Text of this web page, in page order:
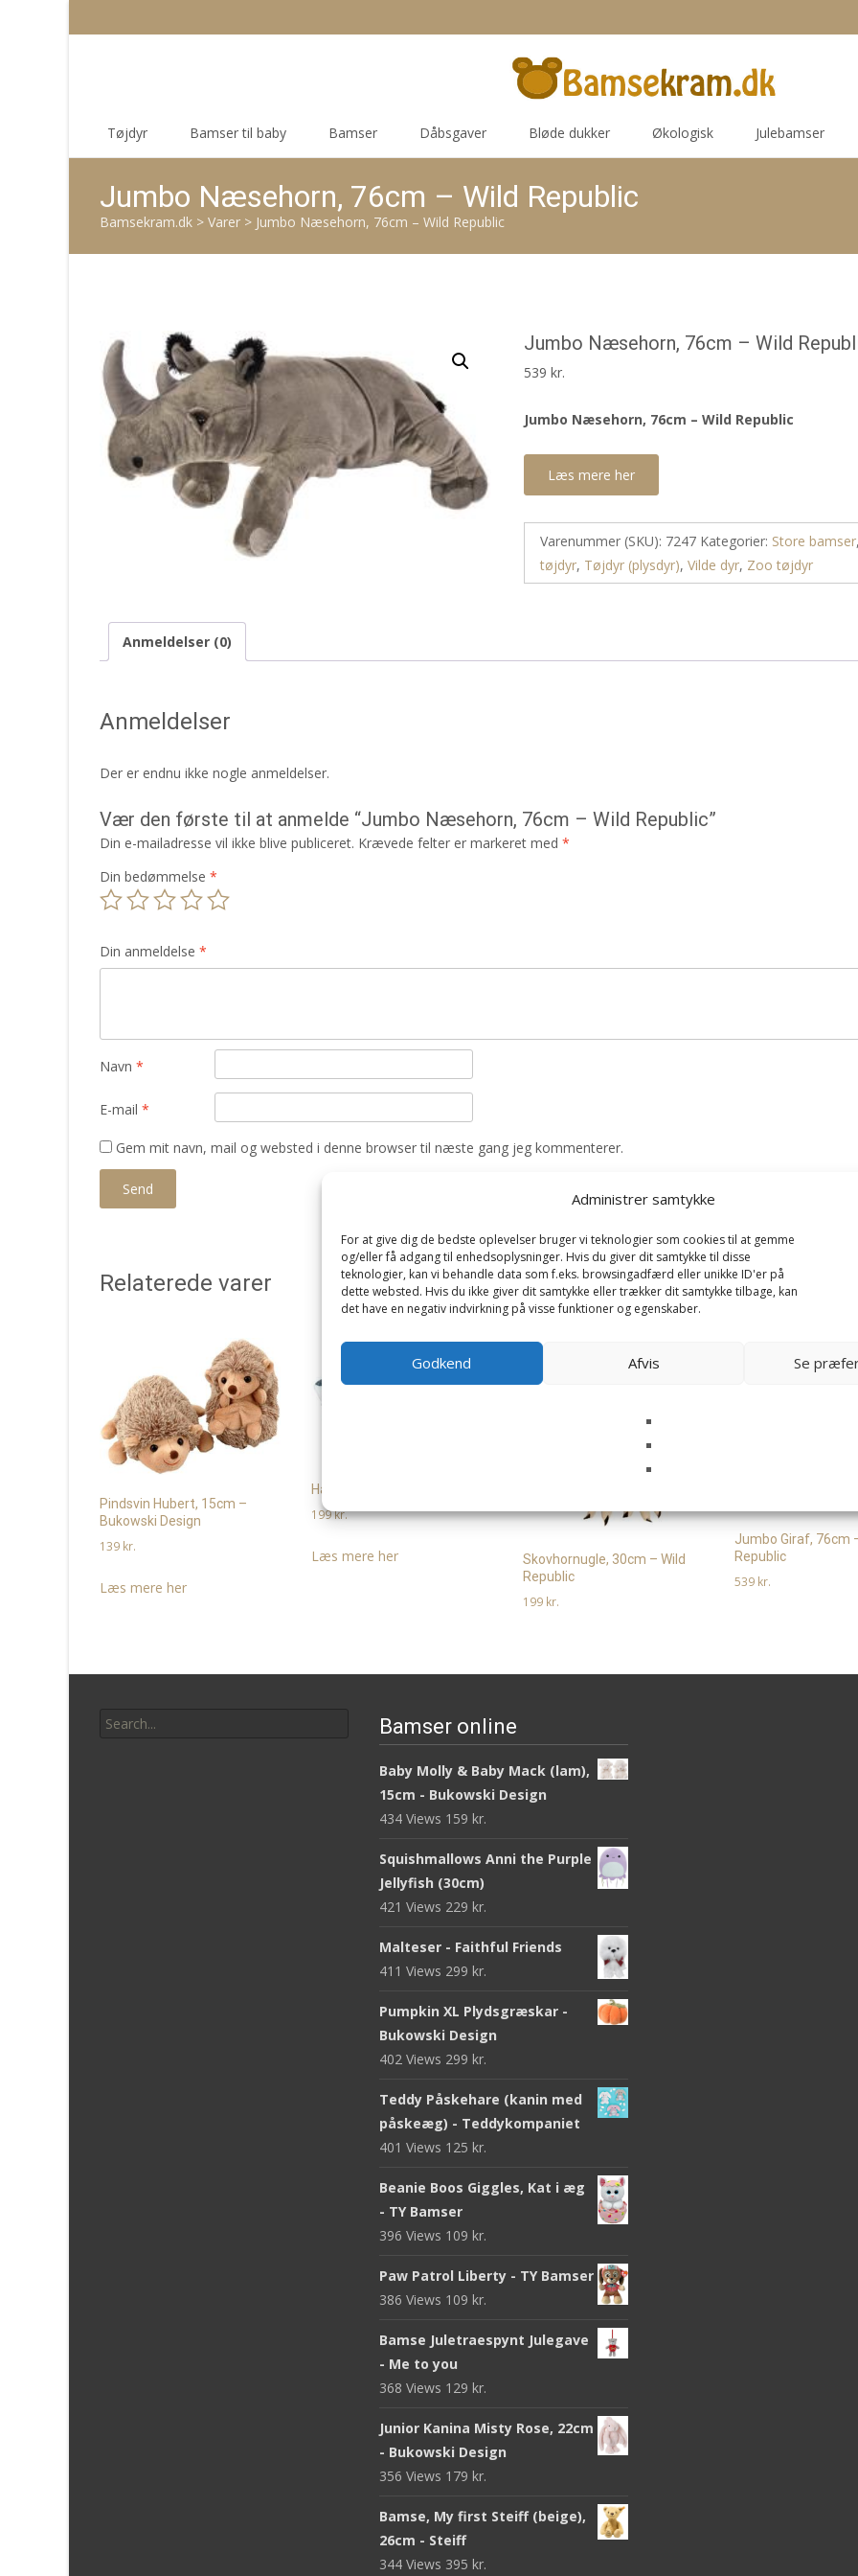
Administrer samtykke
For at give dig de bedste oplevelser bruger vi teknologier som cookies til at gemme
og/eller få adgang til enhedsoplysninger. Hvis du giver dit samtykke til disse
teknologier, kan vi behandle data som f.eks. browsingadfærd eller unikke ID'er på
dette websted. Hvis du ikke giver dit samtykke eller trækker dit samtykke tilbage, kan
det have en negativ indvirkning på visse funktioner og egenskaber.
Godkend Afvis Se
Tøjdyr Bamser til baby Bamser Dåbsgaver Bløde dukker Økologisk Julebamser
Jumbo Næsehorn, 76cm – Wild Republic
Bamsekram.dk > Varer > Jumbo Næsehorn, 76cm – Wild Republic
Jumbo Næsehorn, 76cm – Wild
539kr.
Jumbo Næsehorn, 76cm – Wild Republic
Læs mere her
Varenummer (SKU): 7247 Kategorier: Store bamser,
tøjdyr, Tøjdyr (plysdyr),Vilde dyr, Zoo tøjdyr
Anmeldelser (0)
Anmeldelser
Der er endnu ikke nogle anmeldelser.
Vær den første til at anmelde “Jumbo Næsehorn, 76cm – Wild Republic”
Din e-mailadresse vil ikke blive publiceret. Krævede felter er markeret med *
Din bedømmelse *
Din anmeldelse *
Navn *
E-mail *
Gem mit navn, mail og websted i denne browser til næste gang jeg kommenterer.
Relaterede varer
Pindsvin Hubert, 15cm –
Bukowski Design
139 kr.
Læs mere her
Haj, 38cm – Wild Republic
199kr.
Læs mere her
Skovhornugle, 30cm – Wild
Republic
199 kr.
Jumbo Giraf, 76cm
Republic
539 kr.
for:
Bamser online
Baby Molly & Baby Mack (lam),
15cm - Bukowski Design
434 Views 159 kr.
Squishmallows Anni the Purple
Jellyfish (30cm)
421 Views 229 kr.
Malteser - Faithful Friends
411 Views 299 kr.
Pumpkin XL Plydsgræskar -
Bukowski Design
402 Views 299 kr.
Teddy Påskehare (kanin med
påskeæg) - Teddykompaniet
401 Views 125 kr.
Beanie Boos Giggles, Kat i æg
- TY Bamser
396 Views 109 kr.
Paw Patrol Liberty - TY Bamser
386 Views 109 kr.
Bamse Juletraespynt Julegave
- Me to you
368 Views 129 kr.
Junior Kanina Misty Rose, 22cm
- Bukowski Design
356 Views 179 kr.
Bamse, My first Steiff (beige),
26cm - Steiff
344 Views 395 kr.